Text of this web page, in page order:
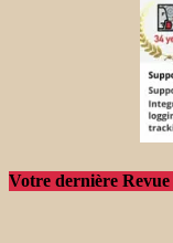
Votre dernière Revue